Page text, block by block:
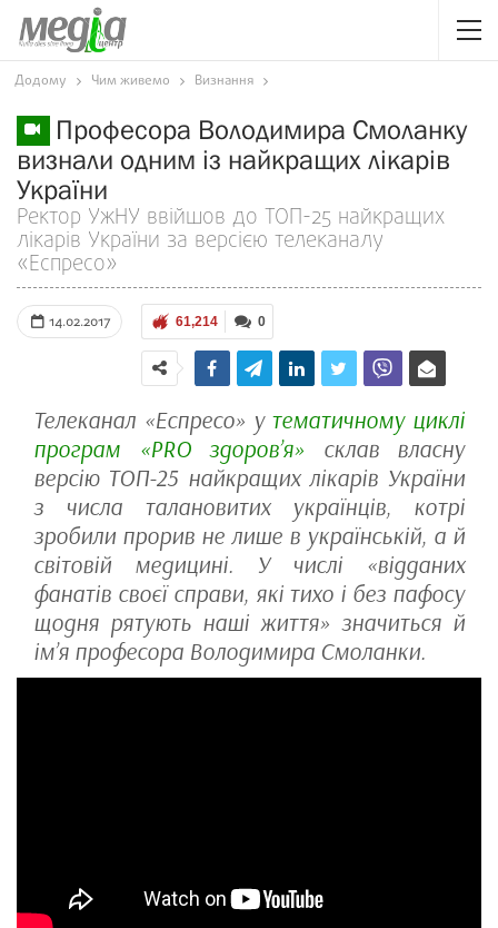
Додому Чим живемо Визнання
Професора Володимира Смоланку
визнали одним із найкращих лікарів
України
Ректор УжНУ ввійшов до ТОП-25 найкращих
лікарів України за версією телеканалу
«Еспресо»
14.02.2017 0
61,214
Телеканал «Еспресо» у тематичному циклі
програм «PRO здоров’я» склав власну
версію ТОП-25 найкращих лікарів України
з числа талановитих українців, котрі
зробили прорив не лише в українській, а й
світовій медицині. У числі «відданих
фанатів своєї справи, які тихо і без пафосу
щодня рятують наші життя» значиться й
ім’я професора Володимира Смоланки.